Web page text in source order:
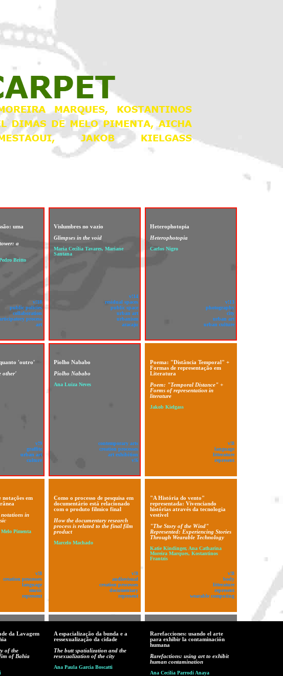
uma
a
Britto
v!18
public policies
collaboration
process
art
Vislumbres no vazio
Glimpses in the void
Maria Cecília Tavares, Mariane
Santana
v!14
residual spaces
public space
urban art
urbanism
aracaju
Heterophotopia
Heterophotopia
Carlos Nigro
v!13
photography
city
urban art
urban culture
'outro'
other'
v!9
graffite
urban art
culture
Piolho Nababo
Piolho Nababo
Ana Luiza Neves
contemporary arts
creation processes
art exhibition
v!6
Poema: "Distância Temporal" +
Formas de representação em
Literatura
Poem: "Temporal Distance" +
Forms of representation in
literature
Jakob Kielgass
v!8
language
litterature
represent
notações em
notations in
Pimenta
v!8
creation processes
language
music
represent
Como o processo de pesquisa em
documentário está relacionado
com o produto filmico final
How the documentary research
process is related to the final film
product
Marcelo Machado
v!8
audiovisual
creation processes
documentary
represent
"A História do vento"
representada: Vivenciando
histórias através da tecnologia
vestível
"The Story of the Wind"
Represented: Experiencing Stories
Through Wearable Technology
Katie Kindinger, Ana Catharina
Moreira Marques, Kostantinos
Frantzis
v!8
body
litterature
represent
wearable computing
da Lavagem
of the
of Bahia
A espacialização da bunda e a
ressexualização da cidade
The butt spatialization and the
resexualization of the city
Ana Paula Garcia Boscatti
Rarefacciones: usando el arte
para exhibir la contaminación
humana
Rarefactions: using art to exhibit
human contamination
Ana Cecilia Parrodi Anaya